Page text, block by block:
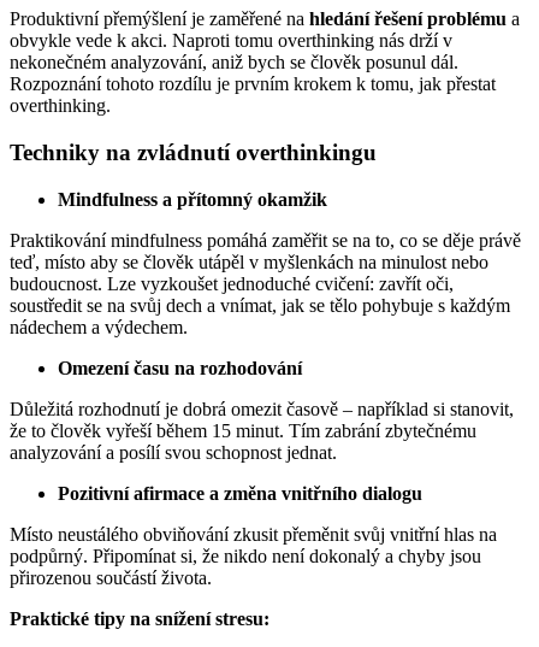
Produktivní přemýšlení je zaměřené na hledání řešení problému a
obvykle vede k akci. Naproti tomu overthinking nás drží v
nekonečném analyzování, aniž bych se člověk posunul dál.
Rozpoznání tohoto rozdílu je prvním krokem k tomu, jak přestat
overthinking.
Techniky na zvládnutí overthinkingu
Mindfulness a přítomný okamžik
Praktikování mindfulness pomáhá zaměřit se na to, co se děje právě
teď, místo aby se člověk utápěl v myšlenkách na minulost nebo
budoucnost. Lze vyzkoušet jednoduché cvičení: zavřít oči,
soustředit se na svůj dech a vnímat, jak se tělo pohybuje s každým
nádechem a výdechem.
Omezení času na rozhodování
Důležitá rozhodnutí je dobrá omezit časově – například si stanovit,
že to člověk vyřeší během 15 minut. Tím zabrání zbytečnému
analyzování a posílí svou schopnost jednat.
Pozitivní afirmace a změna vnitřního dialogu
Místo neustálého obviňování zkusit přeměnit svůj vnitřní hlas na
podpůrný. Připomínat si, že nikdo není dokonalý a chyby jsou
přirozenou součástí života.
Praktické tipy na snížení stresu: